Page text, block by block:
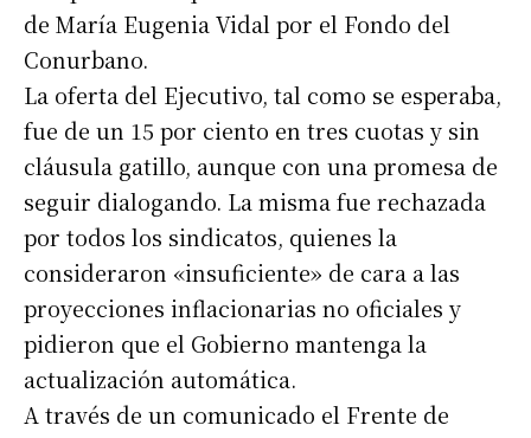
de María Eugenia Vidal por el Fondo del
Conurbano.
La oferta del Ejecutivo, tal como se esperaba,
fue de un 15 por ciento en tres cuotas y sin
cláusula gatillo, aunque con una promesa de
seguir dialogando. La misma fue rechazada
por todos los sindicatos, quienes la
consideraron «insuficiente» de cara a las
proyecciones inflacionarias no oficiales y
pidieron que el Gobierno mantenga la
actualización automática.
A través de un comunicado el Frente de